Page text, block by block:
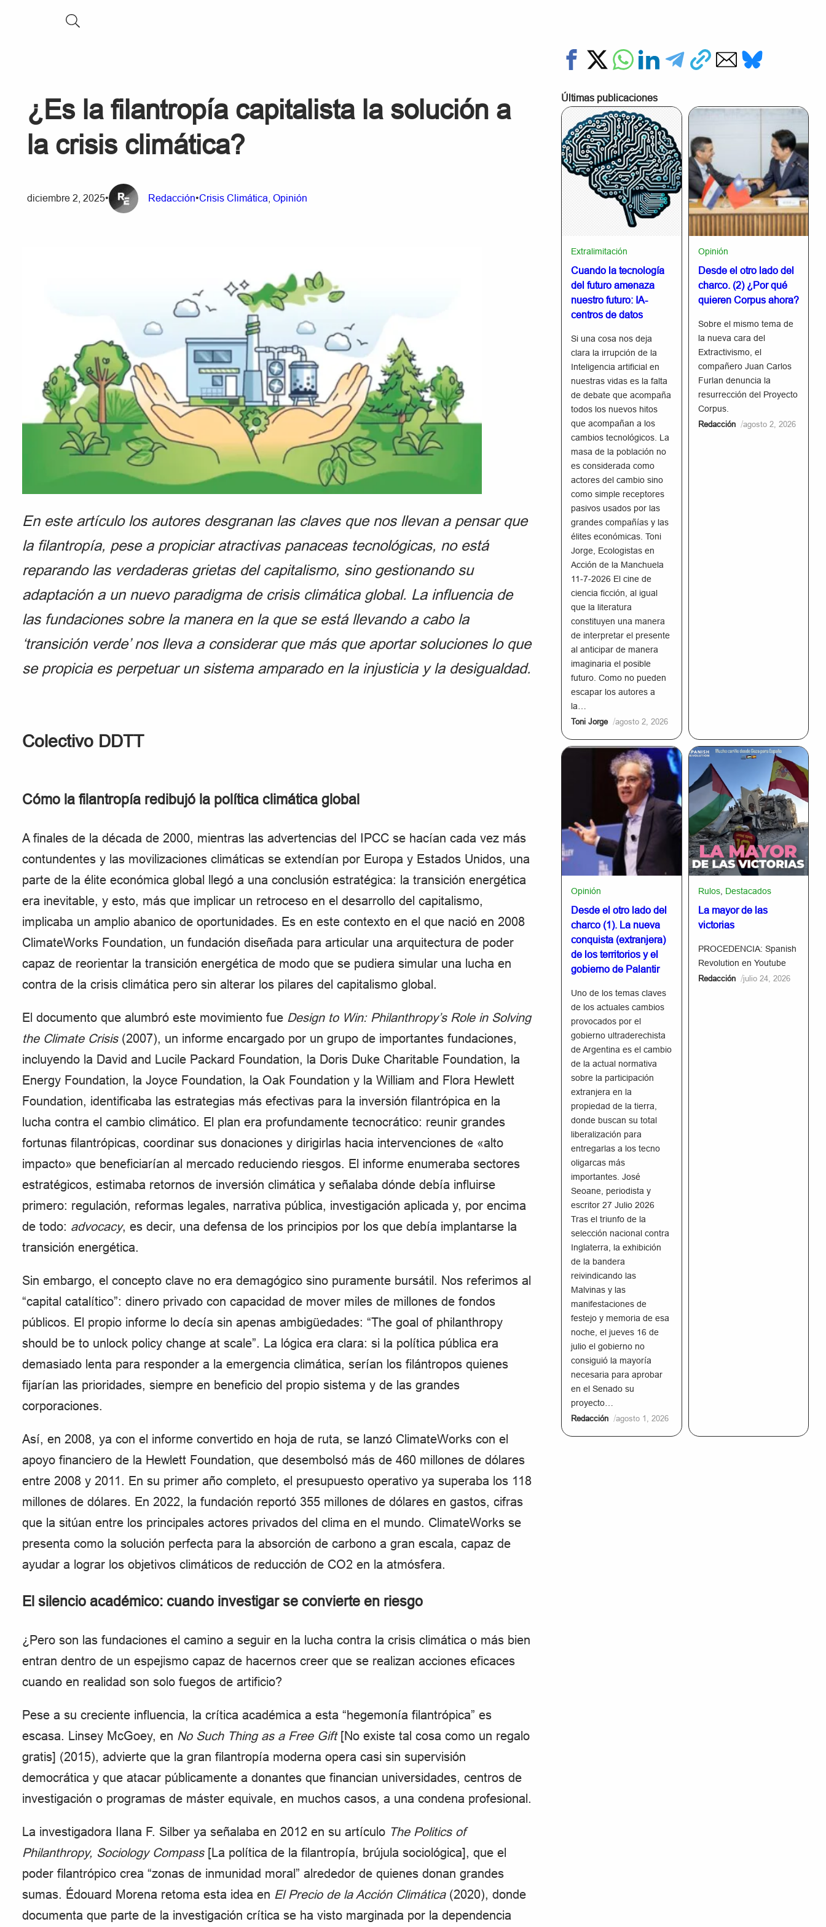
¿Es la filantropía capitalista la solución a
la crisis climática?
diciembre 2, 2025• Redacción•Crisis Climática Opinión
En este artículo los autores desgranan las claves que nos llevan a pensar que
la filantropía, pese a propiciar atractivas panaceas tecnológicas, no está
reparando las verdaderas grietas del capitalismo, sino gestionando su
adaptación a un nuevo paradigma de crisis climática global. La influencia de
las fundaciones sobre la manera en la que se está llevando a cabo la
‘transición verde’ nos lleva a considerar que más que aportar soluciones lo que
se propicia es perpetuar un sistema amparado en la injusticia y la desigualdad.
Colectivo DDTT
Cómo la filantropía redibujó la política climática global
A finales de la década de 2000, mientras las advertencias del IPCC se hacían cada vez más
contundentes y las movilizaciones climáticas se extendían por Europa y Estados Unidos, una
parte de la élite económica global llegó a una conclusión estratégica: la transición energética
era inevitable, y esto, más que implicar un retroceso en el desarrollo del capitalismo,
implicaba un amplio abanico de oportunidades. Es en este contexto en el que nació en 2008
ClimateWorks Foundation, un fundación diseñada para articular una arquitectura de poder
capaz de reorientar la transición energética de modo que se pudiera simular una lucha en
contra de la crisis climática pero sin alterar los pilares del capitalismo global.
El documento que alumbró este movimiento fue Design to Win: Philanthropy’s Role in Solving
the Climate Crisis(2007), un informe encargado por un grupo de importantes fundaciones,
incluyendo la David and Lucile Packard Foundation, la Doris Duke Charitable Foundation, la
Energy Foundation, la Joyce Foundation, la Oak Foundation y la William and Flora Hewlett
Foundation, identificaba las estrategias más efectivas para la inversión filantrópica en la
lucha contra el cambio climático. El plan era profundamente tecnocrático: reunir grandes
fortunas filantrópicas, coordinar sus donaciones y dirigirlas hacia intervenciones de «alto
impacto» que beneficiarían al mercado reduciendo riesgos. El informe enumeraba sectores
estratégicos, estimaba retornos de inversión climática y señalaba dónde debía influirse
primero: regulación, reformas legales, narrativa pública, investigación aplicada y, por encima
de todo: advocacy, es decir, una defensa de los principios por los que debía implantarse la
transición energética.
Sin embargo, el concepto clave no era demagógico sino puramente bursátil. Nos referimos al
“capital catalítico”: dinero privado con capacidad de mover miles de millones de fondos
públicos. El propio informe lo decía sin apenas ambigüedades: “The goal of philanthropy
should be to unlock policy change at scale”. La lógica era clara: si la política pública era
demasiado lenta para responder a la emergencia climática, serían los filántropos quienes
fijarían las prioridades, siempre en beneficio del propio sistema y de las grandes
corporaciones.
Así, en 2008, ya con el informe convertido en hoja de ruta, se lanzó ClimateWorks con el
apoyo financiero de la Hewlett Foundation, que desembolsó más de 460 millones de dólares
entre 2008 y 2011. En su primer año completo, el presupuesto operativo ya superaba los 118
millones de dólares. En 2022, la fundación reportó 355 millones de dólares en gastos, cifras
que la sitúan entre los principales actores privados del clima en el mundo. ClimateWorks se
presenta como la solución perfecta para la absorción de carbono a gran escala, capaz de
ayudar a lograr los objetivos climáticos de reducción de CO2 en la atmósfera.
El silencio académico: cuando investigar se convierte en riesgo
¿Pero son las fundaciones el camino a seguir en la lucha contra la crisis climática o más bien
entran dentro de un espejismo capaz de hacernos creer que se realizan acciones eficaces
cuando en realidad son solo fuegos de artificio?
Pese a su creciente influencia, la crítica académica a esta “hegemonía filantrópica” es
escasa. Linsey McGoey, en No Such Thing as a Free Gift[No existe tal cosa como un regalo
gratis] (2015), advierte que la gran filantropía moderna opera casi sin supervisión
democrática y que atacar públicamente a donantes que financian universidades, centros de
investigación o programas de máster equivale, en muchos casos, a una condena profesional.
La investigadora Ilana F. Silber ya señalaba en 2012 en su artículo The Politics of
Philanthropy, Sociology Compass[La política de la filantropía, brújula sociológica], que el
poder filantrópico crea “zonas de inmunidad moral” alrededor de quienes donan grandes
sumas. Édouard Morena retoma esta idea en El Precio de la Acción Climática(2020), donde
documenta que parte de la investigación crítica se ha visto marginada por la dependencia
Últimas publicaciones
Extralimitación
Cuando la tecnología
del futuro amenaza
nuestro futuro: IA-
centros de datos
Si una cosa nos deja
clara la irrupción de la
Inteligencia artificial en
nuestras vidas es la falta
de debate que acompaña
todos los nuevos hitos
que acompañan a los
cambios tecnológicos. La
masa de la población no
es considerada como
actores del cambio sino
como simple receptores
pasivos usados por las
grandes compañías y las
élites económicas. Toni
Jorge, Ecologistas en
Acción de la Manchuela
11-7-2026 El cine de
ciencia ficción, al igual
que la literatura
constituyen una manera
de interpretar el presente
al anticipar de manera
imaginaria el posible
futuro. Como no pueden
escapar los autores a
la…
Toni Jorge /agosto 2, 2026
Opinión
Desde el otro lado del
charco. (2) ¿Por qué
quieren Corpus ahora?
Sobre el mismo tema de
la nueva cara del
Extractivismo, el
compañero Juan Carlos
Furlan denuncia la
resurrección del Proyecto
Corpus.
Redacción /agosto 2, 2026
Opinión
Desde el otro lado del
charco (1). La nueva
conquista (extranjera)
de los territorios y el
gobierno de Palantir
Uno de los temas claves
de los actuales cambios
provocados por el
gobierno ultraderechista
de Argentina es el cambio
de la actual normativa
sobre la participación
extranjera en la
propiedad de la tierra,
donde buscan su total
liberalización para
entregarlas a los tecno
oligarcas más
importantes. José
Seoane, periodista y
escritor 27 Julio 2026
Tras el triunfo de la
selección nacional contra
Inglaterra, la exhibición
de la bandera
reivindicando las
Malvinas y las
manifestaciones de
festejo y memoria de esa
noche, el jueves 16 de
julio el gobierno no
consiguió la mayoría
necesaria para aprobar
en el Senado su
proyecto…
Redacción /agosto 1, 2026
Rulos, Destacados
La mayor de las
victorias
PROCEDENCIA: Spanish
Revolution en Youtube
Redacción /julio 24, 2026